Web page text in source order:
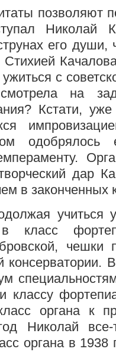
позволяют
Николай
его души,
Стихией
с
на
Кстати,
одобрялось
дар
в законченных
учиться
класс
чешки
классу
органа к
Николай
органа в 1938